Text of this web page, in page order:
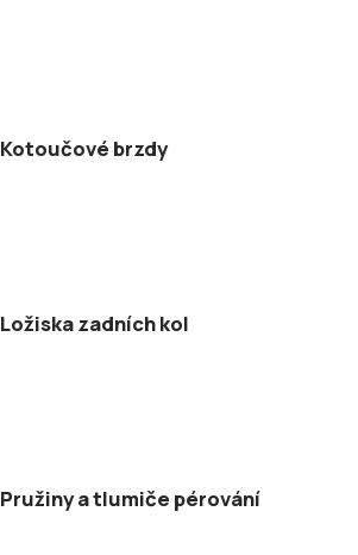
Kotoučové brzdy
Ložiska zadních kol
Pružiny a tlumiče pérování